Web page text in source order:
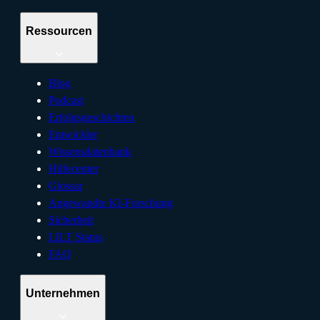
Ressourcen
Blog
Podcast
Erfolgsgeschichten
Entwickler
Wissensdatenbank
Hilfecenter
Glossar
Angewandte KI-Forschung
Sicherheit
LILT Status
FAQ
Unternehmen